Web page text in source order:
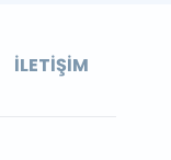
İLETIŞIM